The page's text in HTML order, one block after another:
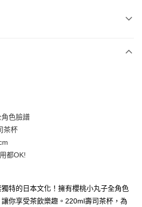
永豐商業銀行
中國信託商業銀行
角色臉譜
茶杯
都OK!
特的日本文化！擁有櫻桃小丸子全角色
你享受茶飲樂趣。220ml壽司茶杯，為